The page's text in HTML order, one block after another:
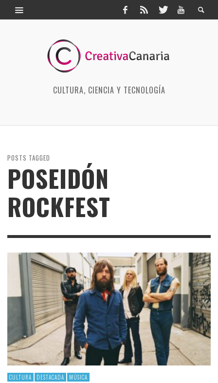
CULTURA, CIENCIA Y TECNOLOGÍA
POSTS TAGGED
POSEIDÓN
ROCKFEST
CULTURA DESTACADA MÚSICA